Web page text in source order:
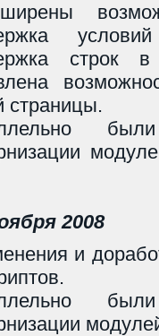
строк в
страницы.
2008
и